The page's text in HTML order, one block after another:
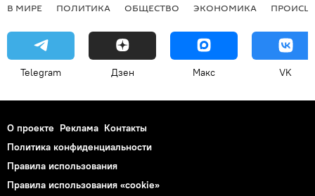
В МИРЕ ПОЛИТИКА ОБЩЕСТВО ЭКОНОМИКА
Telegram Дзен Макс VK
О проекте Реклама Контакты
Политика конфиденциальности
Правила использования
Правила использования «cookie»